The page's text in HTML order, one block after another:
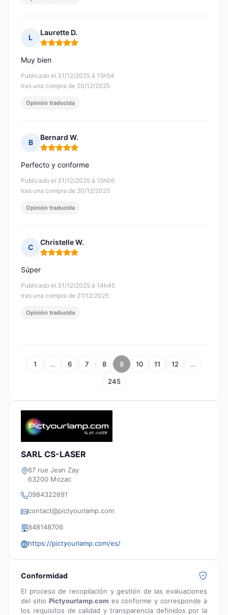
L
Laurette D.
Nota: 5 de 5
Publicado el 31/12/2025 à 15h54
tras una compra de 20/12/2025
Muy bien
Opinión traducida
B
Bernard W.
Nota: 5 de 5
Publicado el 31/12/2025 à 15h06
tras una compra de 20/12/2025
Perfecto y conforme
Opinión traducida
C
Christelle W.
Nota: 5 de 5
Publicado el 31/12/2025 à 14h45
tras una compra de 21/12/2025
Súper
Opinión traducida
1 … 6 7 8 9 10 11 12 …
245
SARL CS-LASER
67 rue Jean Zay
63200 Mozac
0984322691
contact@pictyourlamp.com
848148706
https://pictyourlamp.com/es/
Conformidad
El proceso de recopilación y gestión de las evaluaciones
del sitio Pictyourlamp.com es conforme y corresponde a
los requisitos de calidad y transparencia definidos por la